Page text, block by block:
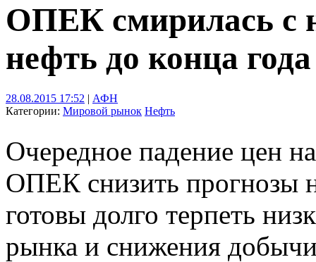
ОПЕК смирилась с
нефть до конца года
28.08.2015 17:52 | АФН
Категории: Мировой рынок Нефть
Очередное падение цен
ОПЕК снизить прогнозы
готовы долго терпеть
рынка и снижения